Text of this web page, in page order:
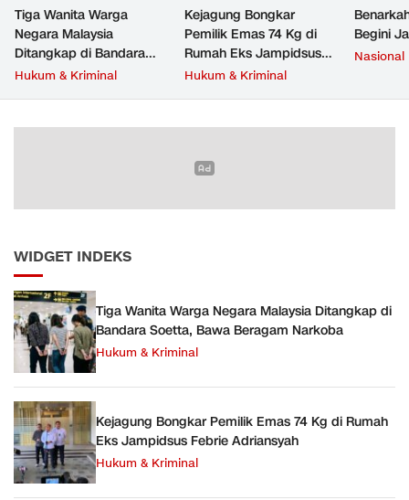
Tiga Wanita Warga
Negara Malaysia
Ditangkap di Bandara
Soetta, Bawa Beragam
Hukum & Kriminal
Kejagung Bongkar
Pemilik Emas 74 Kg di
Rumah Eks Jampidsus
Febrie Adriansyah
Hukum & Kriminal
Begini
Nasional
WIDGET INDEKS
Tiga Wanita Warga Negara Malaysia Ditangkap di
Bandara Soetta, Bawa Beragam Narkoba
Hukum & Kriminal
Kejagung Bongkar Pemilik Emas 74 Kg di Rumah
Eks Jampidsus Febrie Adriansyah
Hukum & Kriminal